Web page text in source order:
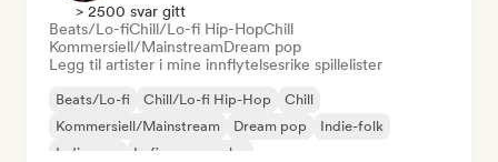
> 2500 svar gitt
Beats/Lo-fiChill/Lo-fi Hip-HopChill
Kommersiell/MainstreamDream pop
Legg til artister i mine innflytelsesrike spillelister
Beats/Lo-fi Chill/Lo-fi Hip-Hop
Chill
Kommersiell/Mainstream
Dream pop
Indie-folk
Indie-pop
Lofi-soveværelse